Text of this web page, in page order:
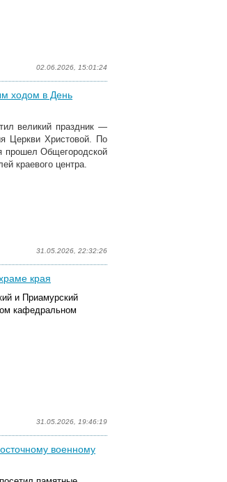
02.06.2026, 15:01:24
ходом в День
великий праздник —
Церкви Христовой. По
прошел Общегородской
краевого центра.
31.05.2026, 22:32:26
края
и Приамурский
кафедральном
31.05.2026, 19:46:19
военному